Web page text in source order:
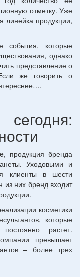
отметку. Уже
линейка продукции,
события, которые
однако
представление о
же говорить о
продукция бренда
Уходовыми и
клиенты в шести
из них бренд входит
косметики
которые
растет.
превышает
– более трех